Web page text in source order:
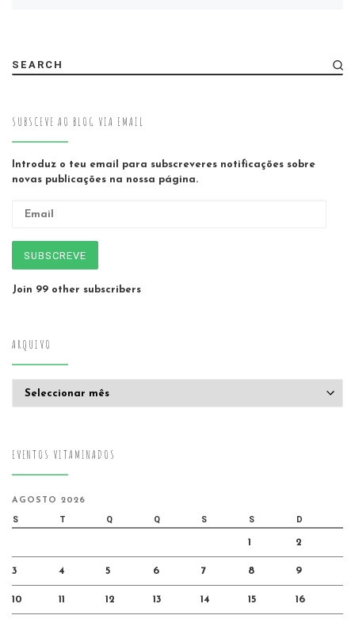
SEARCH
SUBSCEVE AO BLOG VIA EMAIL
Introduz o teu email para subscreveres notificações sobre
novas publicações na nossa página.
SUBSCREVE
Join 99 other subscribers
ARQUIVO
EVENTOS VITAMINADOS
AGOSTO 2026
S T Q Q S S D
1 2
3 4 5 6 7 8 9
10 11 12 13 14 15 16